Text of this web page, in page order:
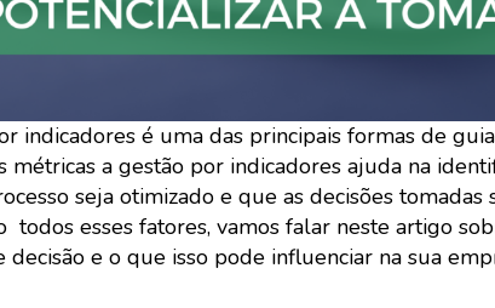
indicadores é uma das principais formas de
métricas a gestão por indicadores ajuda na
seja otimizado e que as decisões tomadas
todos esses fatores, vamos falar neste artigo
e o que isso pode influenciar na sua